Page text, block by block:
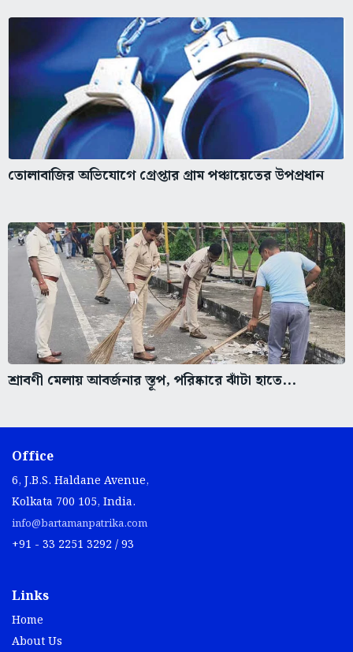
তোলাবাজির অভিযোগে গ্রেপ্তার গ্রাম পঞ্চায়েতের উপপ্রধান
শ্রাবণী মেলায় আবর্জনার স্তূপ, পরিষ্কারে ঝাঁটা হাতে...
Office
6, J.B.S. Haldane Avenue,
Kolkata 700 105, India.
info@bartamanpatrika.com
+91 - 33 2251 3292 / 93
Links
Home
About Us